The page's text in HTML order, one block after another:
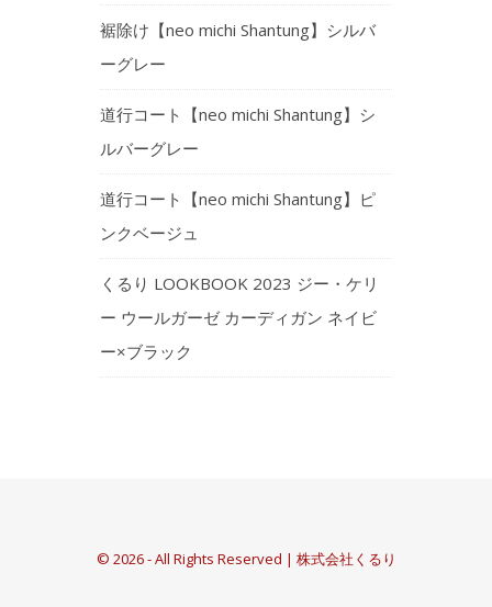
裾除け【neo michi Shantung】シルバ
ーグレー
道行コート【neo michi Shantung】シ
ルバーグレー
道行コート【neo michi Shantung】ピ
ンクベージュ
くるり LOOKBOOK 2023 ジー・ケリ
ー ウールガーゼ カーディガン ネイビ
ー×ブラック
© 2026 - All Rights Reserved | 株式会社くるり